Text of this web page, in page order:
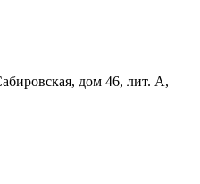
дом 46, лит. А,